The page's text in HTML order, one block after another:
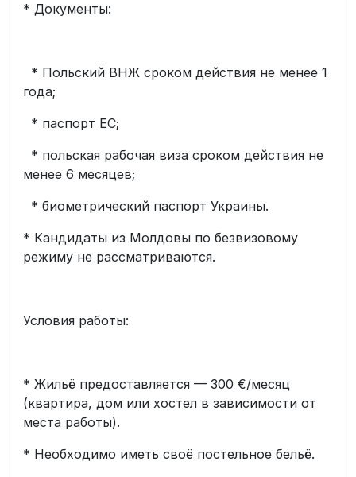
* Документы:
* Польский ВНЖ сроком действия не менее 1
года;
* паспорт ЕС;
* польская рабочая виза сроком действия не
менее 6 месяцев;
* биометрический паспорт Украины.
* Кандидаты из Молдовы по безвизовому
режиму не рассматриваются.
Условия работы:
* Жильё предоставляется — 300 €/месяц
(квартира, дом или хостел в зависимости от
места работы).
* Необходимо иметь своё постельное бельё.